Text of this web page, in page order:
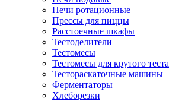
Печи ротационные
Прессы для пиццы
Расстоечные шкафы
Тестоделители
Тестомесы
Тестомесы для крутого теста
Тестораскаточные машины
Ферментаторы
Хлеборезки